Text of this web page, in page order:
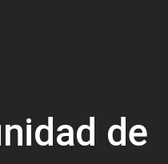
de